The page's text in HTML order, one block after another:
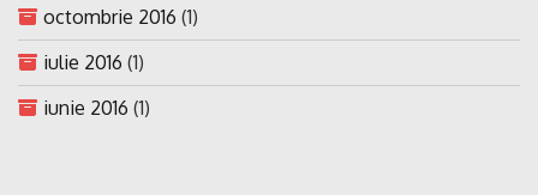
octombrie 2016 (1)
iulie 2016 (1)
iunie 2016 (1)